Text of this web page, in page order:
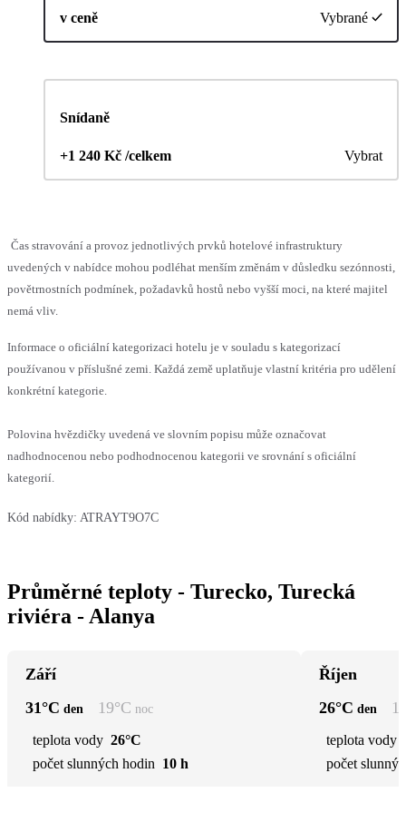
v ceně Vybrané
Snídaně
+1 240 Kč /celkem Vybrat
Čas stravování a provoz jednotlivých prvků hotelové infrastruktury
uvedených v nabídce mohou podléhat menším změnám v důsledku sezónnosti,
povětrnostních podmínek, požadavků hostů nebo vyšší moci, na které majitel
nemá vliv.
Informace o oficiální kategorizaci hotelu je v souladu s kategorizací
používanou v příslušné zemi. Každá země uplatňuje vlastní kritéria pro udělení
konkrétní kategorie.
Polovina hvězdičky uvedená ve slovním popisu může označovat
nadhodnocenou nebo podhodnocenou kategorii ve srovnání s oficiální
kategorií.
Kód nabídky: ATRAYT9O7C
Průměrné teploty - Turecko, Turecká
riviéra - Alanya
Září
31°C den 19°C noc
teplota vody 26°C
počet slunných hodin 10 h
Říjen
26°C den
teplota vody
počet